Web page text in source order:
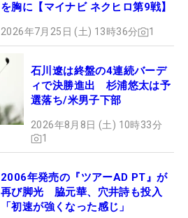
を胸に【マイナビ ネクヒロ第9戦】
2026年7月25日 (土) 13時36分 1
石川遼は終盤の4連続バーデ
ィで決勝進出 杉浦悠太は予
選落ち/米男子下部
2026年8月8日 (土) 10時33分
1
2006年発売の『ツアーAD PT』が
再び脚光 脇元華、穴井詩も投入
「初速が強くなった感じ」